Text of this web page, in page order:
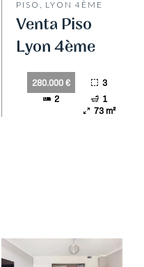
PISO, LYON 4ÈME
Venta Piso
Lyon 4ème
280.000 €
3
2
1
73 m²